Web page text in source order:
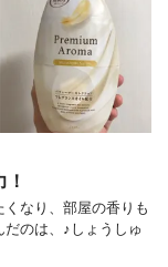
なり、部屋の香りも
のは、♪しょうしゅ